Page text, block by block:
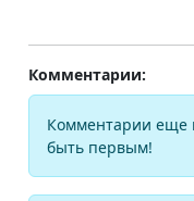
Комментарии:
Комментарии еще
быть первым!